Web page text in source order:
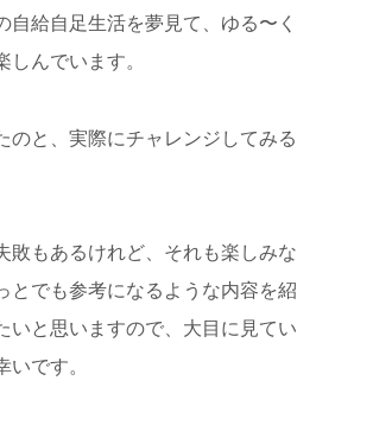
自給自足生活を夢見て、ゆる〜く
しんでいます。
のと、実際にチャレンジしてみる
敗もあるけれど、それも楽しみな
とでも参考になるような内容を紹
いと思いますので、大目に見てい
いです。